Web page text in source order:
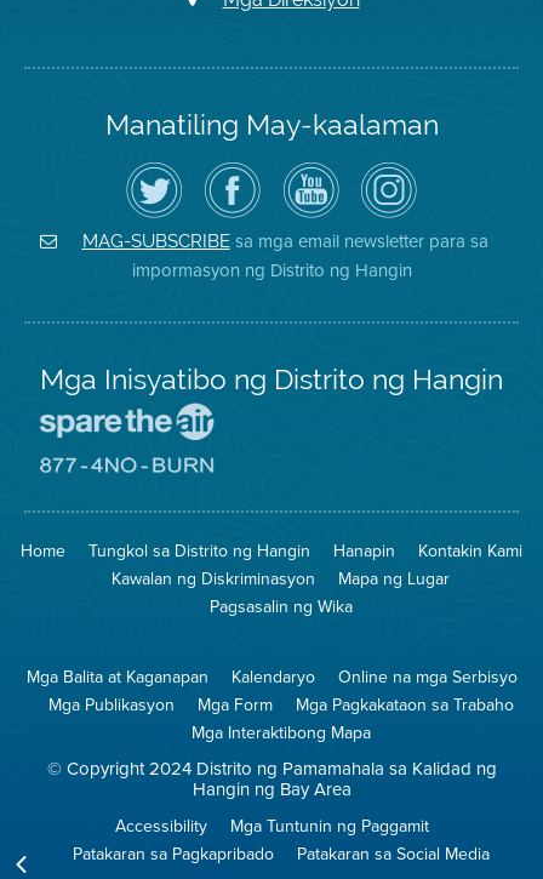
Manatiling May-kaalaman
I-
follow
ang
Air
District
sa
Twitter
Bisitahin
ang
Page
sa
Facebook
ng
Distrito
Channel
sa
YouTube
ng
Air
District
Air
District
on
Instagram
MAG-SUBSCRIBEsa mga email newsletter para sa
impormasyon ng Distrito ng Hangin
Mga Inisyatibo ng Distrito ng Hangin
Iligtas
Hangin
8774
na
Pagsunog
Home Tungkol sa Distrito ng Hangin Hanapin
Kontakin Kami
Kawalan ng Diskriminasyon
Mapa ng Lugar
Pagsasalin ng Wika
Mga Balita at Kaganapan Kalendaryo
Online na mga Serbisyo
Mga Publikasyon
Mga Form
Mga Pagkakataon sa Trabaho
Mga Interaktibong Mapa
© Copyright 2024 Distrito ng Pamamahala sa Kalidad ng
Hangin ng Bay Area
Accessibility
Mga Tuntunin ng Paggamit
Patakaran sa Pagkapribado
Patakaran sa Social Media